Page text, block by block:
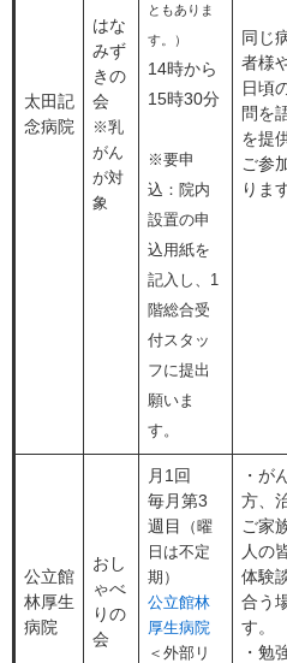
太田記
念病院
はな
みず
きの
会
※乳
がん
が対
象
ともありま
す。）
14時から
15時30分
※要申
込：院内
設置の申
込用紙を
記入し、1
階総合受
付スタッ
フに提出
願いま
す。
同じ
者様
日頃
問を
を提
ご参
りま
公立館
林厚生
病院
おし
ゃべ
りの
会
月1回
毎月第3
週目
（曜
日は不定
期）
公立館林
厚生病院
＜外部リ
・が
方、
ご家
人の
体験
合う
す。
・勉